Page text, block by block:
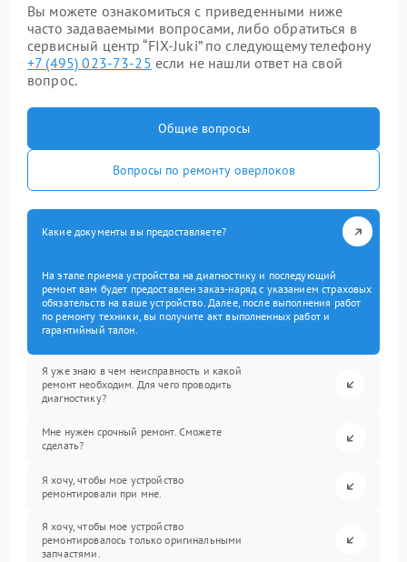
Вы можете ознакомиться с приведенными ниже
часто задаваемыми вопросами, либо обратиться в
сервисный центр “FIX-Juki” по следующему телефону
+7 (495) 023-73-25 если не нашли ответ на свой
вопрос.
Общие вопросы
Вопросы по ремонту оверлоков
Какие документы вы предоставляете?
На этапе приема устройства на диагностику и последующий
ремонт вам будет предоставлен заказ-наряд с указанием страховых
обязательств на ваше устройство. Далее, после выполнения работ
по ремонту техники, вы получите акт выполненных работ и
гарантийный талон.
Я уже знаю в чем неисправность и какой
ремонт необходим. Для чего проводить
диагностику?
Мне нужен срочный ремонт. Сможете
сделать?
Я хочу, чтобы мое устройство
ремонтировали при мне.
Я хочу, чтобы мое устройство
ремонтировалось только оригинальными
запчастями.